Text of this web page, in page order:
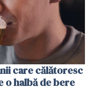
care călătoresc
o halbă de bere